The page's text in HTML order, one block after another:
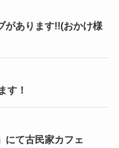
があります!!(おかけ様
す！
にて古民家カフェ